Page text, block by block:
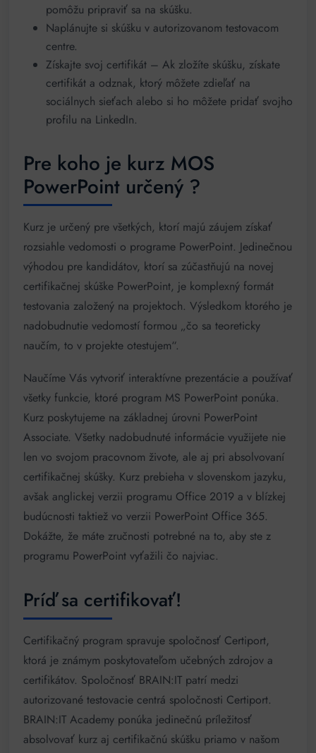
pomôžu pripraviť sa na skúšku.
Naplánujte si skúšku v autorizovanom testovacom
centre.
Získajte svoj certifikát – Ak zložíte skúšku, získate
certifikát a odznak, ktorý môžete zdieľať na
sociálnych sieťach alebo si ho môžete pridať svojho
profilu na LinkedIn.
Pre koho je kurz MOS
PowerPoint určený ?
Kurz je určený pre všetkých, ktorí majú záujem získať
rozsiahle vedomosti o programe PowerPoint. Jedinečnou
výhodou pre kandidátov, ktorí sa zúčastňujú na novej
certifikačnej skúške PowerPoint, je komplexný formát
testovania založený na projektoch. Výsledkom ktorého je
nadobudnutie vedomostí formou „čo sa teoreticky
naučím, to v projekte otestujem“.
Naučíme Vás vytvoriť interaktívne prezentácie a používať
všetky funkcie, ktoré program MS PowerPoint ponúka.
Kurz poskytujeme na základnej úrovni PowerPoint
Associate. Všetky nadobudnuté informácie využijete nie
len vo svojom pracovnom živote, ale aj pri absolvovaní
certifikačnej skúšky. Kurz prebieha v slovenskom jazyku,
avšak anglickej verzii programu Office 2019 a v blízkej
budúcnosti taktiež vo verzii PowerPoint Office 365.
Dokážte, že máte zručnosti potrebné na to, aby ste z
programu PowerPoint vyťažili čo najviac.
Príď sa certifikovať!
Certifikačný program spravuje spoločnosť Certiport,
ktorá je známym poskytovateľom učebných zdrojov a
certifikátov. Spoločnosť BRAIN:IT patrí medzi
autorizované testovacie centrá spoločnosti Certiport.
BRAIN:IT Academy ponúka jedinečnú príležitosť
absolvovať kurz aj certifikačnú skúšku priamo v našom